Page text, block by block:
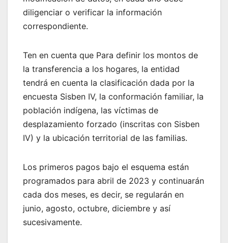
diligenciar o verificar la información
correspondiente.
Ten en cuenta que Para definir los montos de
la transferencia a los hogares, la entidad
tendrá en cuenta la clasificación dada por la
encuesta Sisben IV, la conformación familiar, la
población indígena, las víctimas de
desplazamiento forzado (inscritas con Sisben
IV) y la ubicación territorial de las familias.
Los primeros pagos bajo el esquema están
programados para abril de 2023 y continuarán
cada dos meses, es decir, se regularán en
junio, agosto, octubre, diciembre y así
sucesivamente.